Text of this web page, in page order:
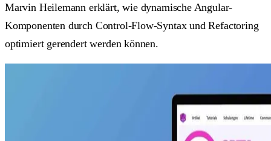
Marvin Heilemann erklärt, wie dynamische Angular-
Komponenten durch Control-Flow-Syntax und Refactoring
optimiert gerendert werden können.